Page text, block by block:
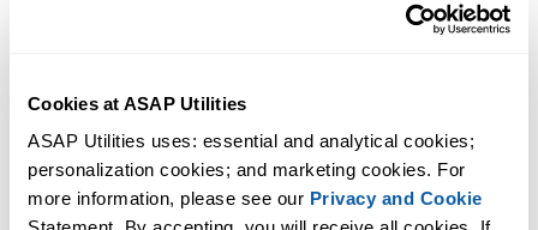
Cookies at ASAP Utilities
ASAP Utilities uses: essential and analytical cookies;
personalization cookies; and marketing cookies. For
more information, please see our Privacy and Cookie